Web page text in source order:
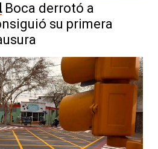
Boca derrotó a
su primera